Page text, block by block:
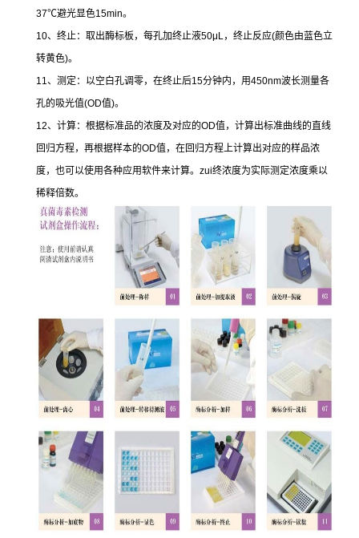
37℃避光显色15min。
10、终止：取出酶标板，每孔加终止液50μL，终止反应(颜色由蓝色立
转黄色)。
11、测定：以空白孔调零，在终止后15分钟内，用450nm波长测量各
孔的吸光值(OD值)。
12、计算：根据标准品的浓度及对应的OD值，计算出标准曲线的直线
回归方程，再根据样本的OD值，在回归方程上计算出对应的样品浓
度，也可以使用各种应用软件来计算。 zui终浓度为实际测定浓度乘以
稀释倍数。